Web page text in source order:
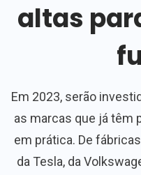
altas
Em 2023, serão
as marcas que já têm
em prática. De
da Tesla, da